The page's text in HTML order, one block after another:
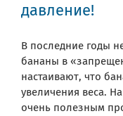
давление!
В последние годы
бананы в
настаивают, что
увеличения веса.
очень полезным